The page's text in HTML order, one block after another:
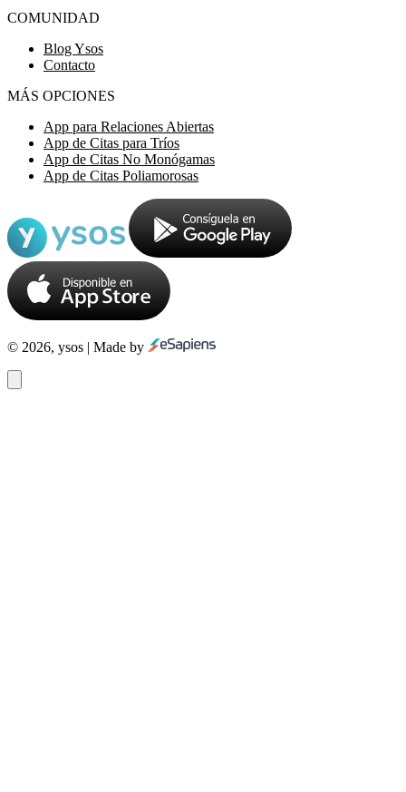
COMUNIDAD
Blog Ysos
Contacto
MÁS OPCIONES
App para Relaciones Abiertas
App de Citas para Tríos
App de Citas No Monógamas
App de Citas Poliamorosas
© 2026, ysos | Made by